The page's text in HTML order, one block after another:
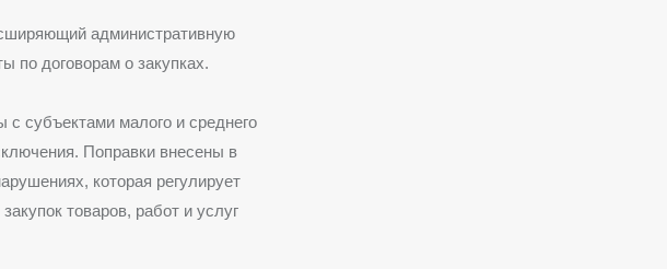
административную
по договорам о закупках.
субъектами малого и среднего
Поправки внесены в
которая регулирует
товаров, работ и услуг